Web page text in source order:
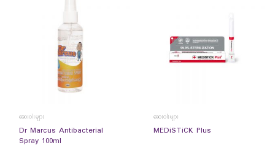
ဆေးဝါးများ
Dr Marcus Antibacterial
Spray 100ml
ဆေးဝါးများ
MEDiSTiCK Plus